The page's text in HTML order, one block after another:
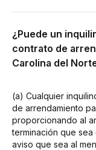
¿Puede un
contrato de
Carolina del
(a) Cualquier
de arrendamiento
proporcionando al
terminación que
aviso que sea al